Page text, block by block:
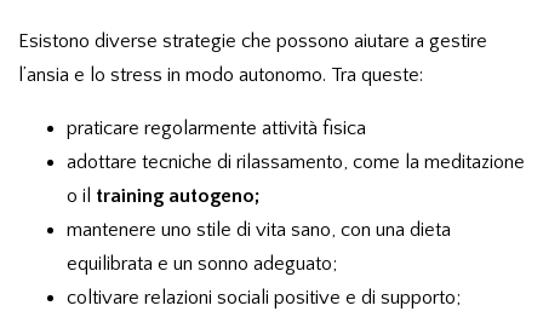
Esistono diverse strategie che possono aiutare a gestire
l’ansia e lo stress in modo autonomo. Tra queste:
praticare regolarmente attività fisica
adottare tecniche di rilassamento, come la meditazione
o il training autogeno;
mantenere uno stile di vita sano, con una dieta
equilibrata e un sonno adeguato;
coltivare relazioni sociali positive e di supporto;